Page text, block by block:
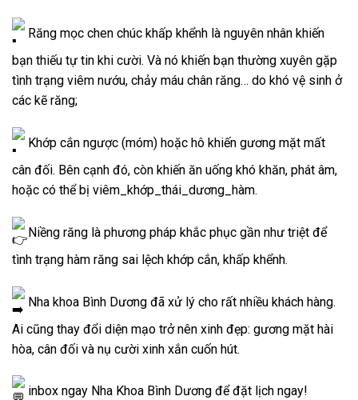
Răng mọc chen chúc khấp khểnh là nguyên nhân khiến
bạn thiếu tự tin khi cười. Và nó khiến bạn thường xuyên gặp
tình trạng viêm nướu, chảy máu chân răng… do khó vệ sinh ở
các kẽ răng;
Khớp cắn ngược (móm) hoặc hô khiến gương mặt mất
cân đối. Bên cạnh đó, còn khiến ăn uống khó khăn, phát âm,
hoặc có thể bị viêm_khớp_thái_dương_hàm.
Niềng răng là phương pháp khắc phục gần như triệt để
tình trạng hàm răng sai lệch khớp cắn, khấp khểnh.
Nha khoa Bình Dương đã xử lý cho rất nhiều khách hàng.
Ai cũng thay đổi diện mạo trở nên xinh đẹp: gương mặt hài
hòa, cân đối và nụ cười xinh xắn cuốn hút.
inbox ngay Nha Khoa Bình Dương để đặt lịch ngay!